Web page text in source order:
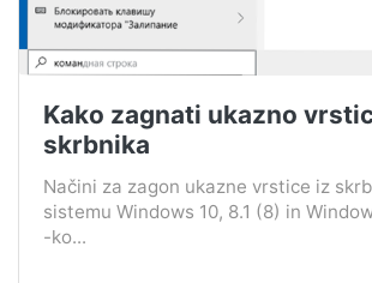
Kako zagnati ukazno
skrbnika
Načini za zagon ukazne vrstice iz
sistemu Windows 10, 8.1 (8) in
-ko...